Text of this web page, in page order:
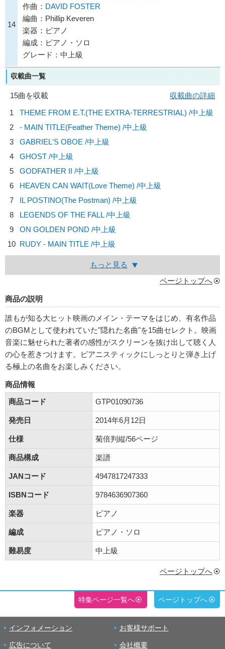
14
作曲： DAVID FOSTER
編曲：Phillip Keveren
楽器：ピアノ
編成：ピアノ・ソロ
グレード：中上級
収載曲一覧
15曲を収載
収載曲の詳細
1
THEME FROM E.T.(THE EXTRA-TERRESTRIAL) /中上級
2
- MAIN TITLE(Feather Theme) /中上級
3
GABRIEL'S OBOE /中上級
4
GHOST /中上級
5
GODFATHER II /中上級
6
HEAVEN CAN WAIT(Love Theme) /中上級
7
IL POSTINO(The Postman) /中上級
8
LEGENDS OF THE FALL /中上級
9
ON GOLDEN POND /中上級
10 RUDY - MAIN TITLE /中上級
もっと見る
ページトップへ
商品の説明
誰もが知る大ヒット映画のメイン・テーマをはじめ、有名作品
のBGMとして使われていた"隠れた名曲"を15曲セレクト。映画
音楽に魅せられた著者の感性がスクリーンを抜け出して聴く人
の心を惹きつけます。ピアニスティックにしっとりと弾き上げ
る極上の名曲をお楽しみください。
商品情報
商品コード
GTP01090736
発売日 2014年6月12日
仕様 菊倍判縦/56ページ
商品構成 楽譜
JANコード 4947817247333
ISBNコード 9784636907360
楽器 ピアノ
編成 ピアノ・ソロ
難易度 中上級
ページトップへ
特集ページ一覧へ ページトップへ
インフォメーション お客様サポート
広告について 会社概要